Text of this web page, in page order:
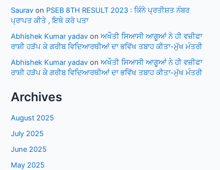
Saurav on PSEB 8TH RESULT 2023 : ਕਿੰਨੇ ਪ੍ਰਤੀਸ਼ਤ ਨੰਬਰ
ਪ੍ਰਾਪਤ ਕੀਤੇ , ਇਥੇ ਕਰੋ ਪਤਾ
Abhishek Kumar yadav onਅਖੌਤੀ ਸਿਆਸੀ ਆਗੂਆਂ ਨੇ ਹੀ ਵਜ਼ੀਫਾ
ਰਾਸ਼ੀ ਹੜੱਪ ਕੇ ਗਰੀਬ ਵਿਦਿਆਰਥੀਆਂ ਦਾ ਭਵਿੱਖ ਤਬਾਹ ਕੀਤਾ-ਮੁੱਖ ਮੰਤਰੀ
Abhishek Kumar yadav onਅਖੌਤੀ ਸਿਆਸੀ ਆਗੂਆਂ ਨੇ ਹੀ ਵਜ਼ੀਫਾ
ਰਾਸ਼ੀ ਹੜੱਪ ਕੇ ਗਰੀਬ ਵਿਦਿਆਰਥੀਆਂ ਦਾ ਭਵਿੱਖ ਤਬਾਹ ਕੀਤਾ-ਮੁੱਖ ਮੰਤਰੀ
Archives
August 2025
July 2025
June 2025
May 2025